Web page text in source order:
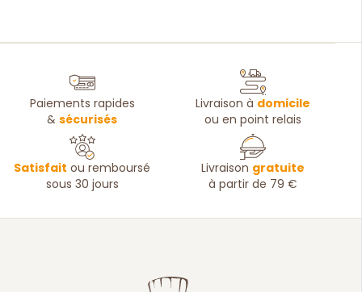
Paiements rapides
&sécurisés
Livraison à domicile
ou en point relais
Satisfait ou remboursé
sous 30 jours
Livraison gratuite
à partir de 79 €